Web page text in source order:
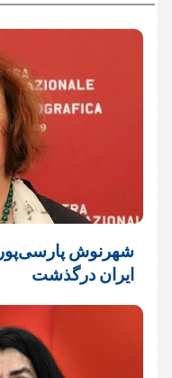
شهرنوش
ایران درگذشت